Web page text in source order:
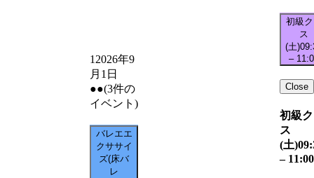
1 2026年9
月1日
●●(3件の
イベント)
バレエエ
クササイ
ズ(床バ
レ
初級
ス
(土)
–
Close
初級
ス
(土)
– 11:00